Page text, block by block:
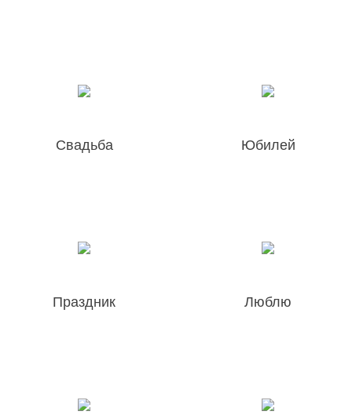
Свадьба Юбилей
Праздник Люблю